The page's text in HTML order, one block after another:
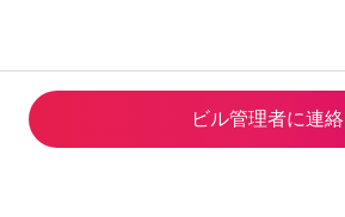
ビル管理者に連⁠絡